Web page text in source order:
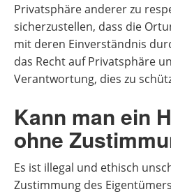
Privatsphäre anderer zu
sicherzustellen, dass die
mit deren Einverständnis
das Recht auf Privatsphäre
Verantwortung, dies zu
Kann man ein
ohne
Es ist illegal und ethisch
Zustimmung des